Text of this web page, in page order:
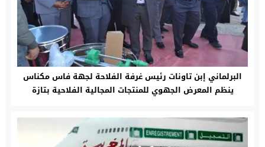
البرلماني إبن تاونات رئيس غرفة الفلاحة لجهة فاس مكناس
ينظم المعرض الجهوي للمنتجات المجالية الفلاحية بتازة